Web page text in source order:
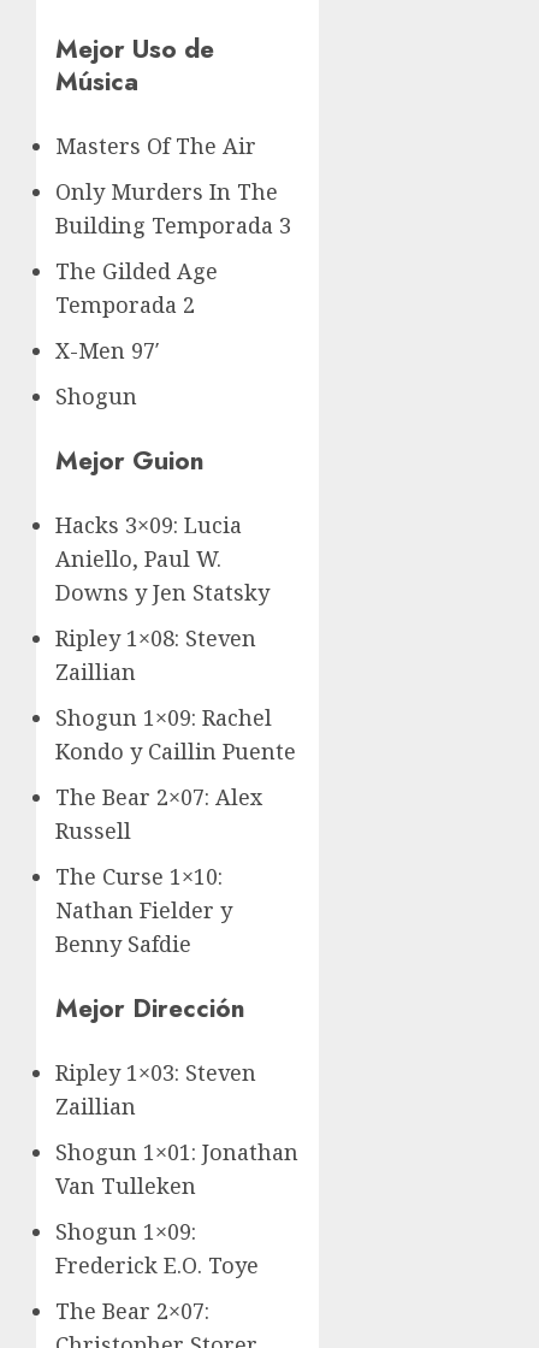
Mejor Uso de
Música
Masters Of The Air
Only Murders In The
Building Temporada 3
The Gilded Age
Temporada 2
X-Men 97′
Shogun
Mejor Guion
Hacks 3×09: Lucia
Aniello, Paul W.
Downs y Jen Statsky
Ripley 1×08: Steven
Zaillian
Shogun 1×09: Rachel
Kondo y Caillin Puente
The Bear 2×07: Alex
Russell
The Curse 1×10:
Nathan Fielder y
Benny Safdie
Mejor Dirección
Ripley 1×03: Steven
Zaillian
Shogun 1×01: Jonathan
Van Tulleken
Shogun 1×09:
Frederick E.O. Toye
The Bear 2×07: